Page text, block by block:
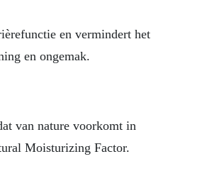
en vermindert het
en ongemak.
van nature voorkomt in
Moisturizing Factor.